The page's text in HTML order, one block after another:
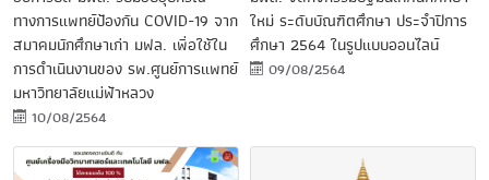
ทางการแพทย์ป้องกัน COVID-19 จาก
สมาคมนักศึกษาเก่า มฟล. เพื่อใช้ใน
การดำเนินงานของ รพ.ศูนย์การแพทย์
มหาวิทยาลัยแม่ฟ้าหลวง
10/08/2564
ใหม่ ระดับบัณฑิตศึกษา ประจำปีการ
ศึกษา 2564 ในรูปแบบออนไลน์
09/08/2564